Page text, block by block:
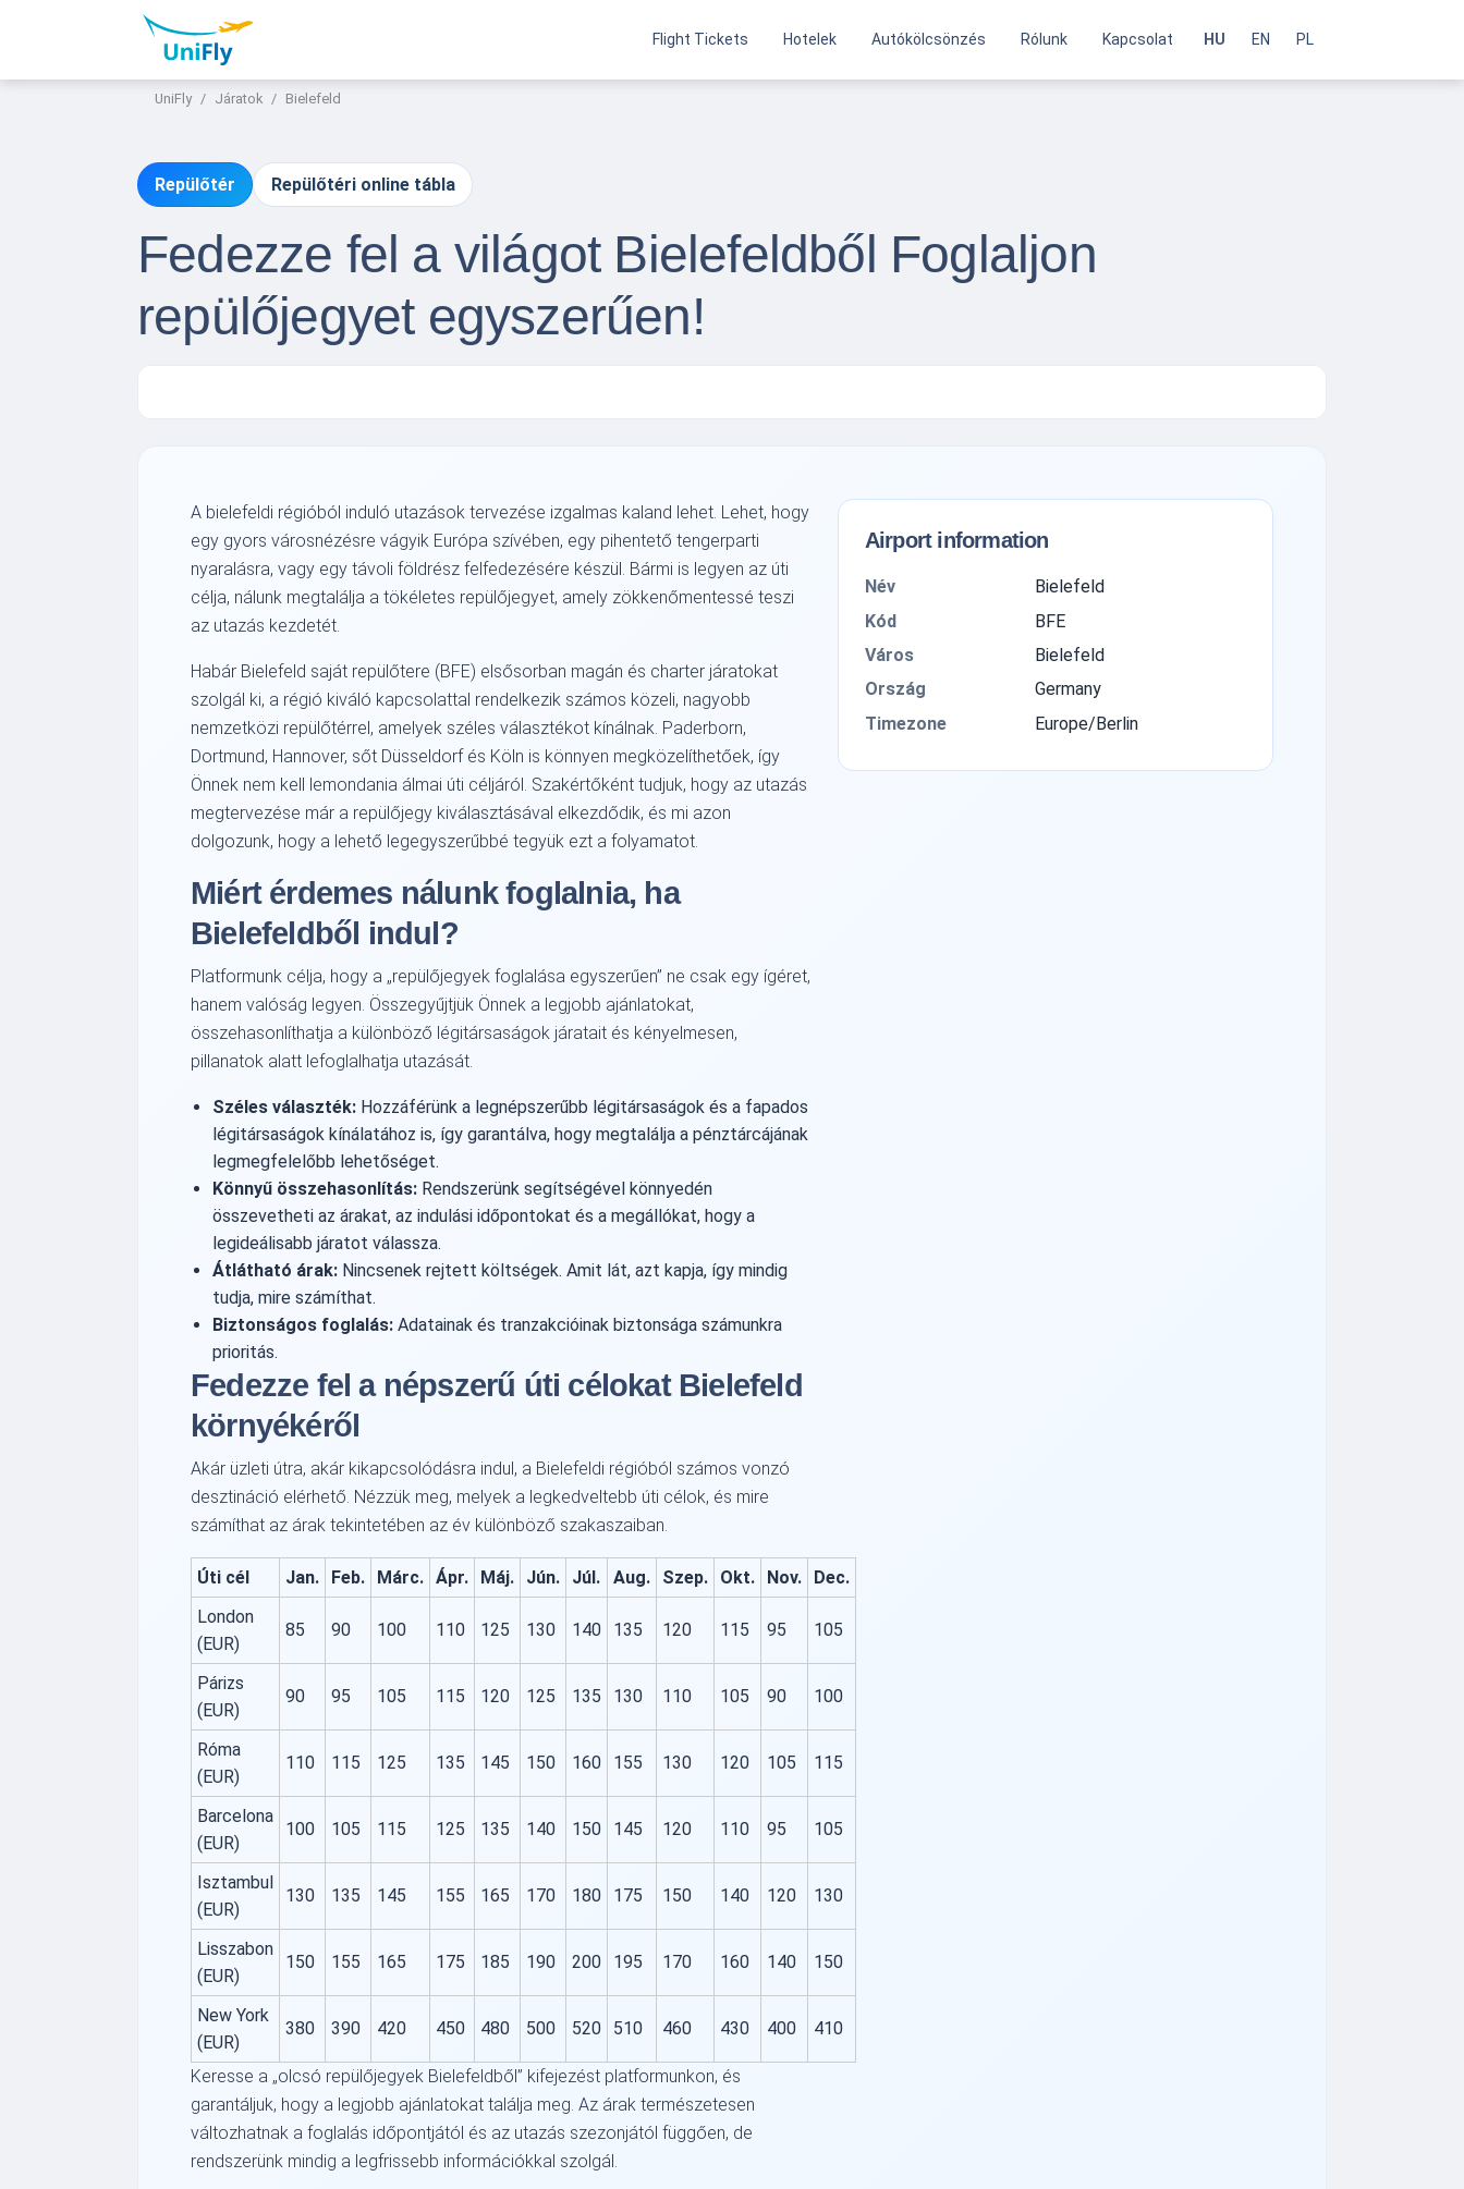
Flight Tickets Hotelek Autókölcsönzés Rólunk Kapcsolat HU EN PL
UniFly Járatok Bielefeld
Repülőtér Repülőtéri online tábla
Fedezze fel a világot Bielefeldből Foglaljon
repülőjegyet egyszerűen!
A bielefeldi régióból induló utazások tervezése izgalmas kaland lehet. Lehet, hogy
egy gyors városnézésre vágyik Európa szívében, egy pihentető tengerparti
nyaralásra, vagy egy távoli földrész felfedezésére készül. Bármi is legyen az úti
célja, nálunk megtalálja a tökéletes repülőjegyet, amely zökkenőmentessé teszi
az utazás kezdetét.
Habár Bielefeld saját repülőtere (BFE) elsősorban magán és charter járatokat
szolgál ki, a régió kiváló kapcsolattal rendelkezik számos közeli, nagyobb
nemzetközi repülőtérrel, amelyek széles választékot kínálnak. Paderborn,
Dortmund, Hannover, sőt Düsseldorf és Köln is könnyen megközelíthetőek, így
Önnek nem kell lemondania álmai úti céljáról. Szakértőként tudjuk, hogy az utazás
megtervezése már a repülőjegy kiválasztásával elkezdődik, és mi azon
dolgozunk, hogy a lehető legegyszerűbbé tegyük ezt a folyamatot.
Miért érdemes nálunk foglalnia, ha
Bielefeldből indul?
Platformunk célja, hogy a repülőjegyek foglalása egyszerűen ne csak egy ígéret,
hanem valóság legyen. Összegyűjtjük Önnek a legjobb ajánlatokat,
összehasonlíthatja a különböző légitársaságok járatait és kényelmesen,
pillanatok alatt lefoglalhatja utazását.
Széles választék: Hozzáférünk a legnépszerűbb légitársaságok és a fapados
légitársaságok kínálatához is, így garantálva, hogy megtalálja a pénztárcájának
legmegfelelőbb lehetőséget.
Könnyű összehasonlítás: Rendszerünk segítségével könnyedén
összevetheti az árakat, az indulási időpontokat és a megállókat, hogy a
legideálisabb járatot válassza.
Átlátható árak: Nincsenek rejtett költségek. Amit lát, azt kapja, így mindig
tudja, mire számíthat.
Biztonságos foglalás: Adatainak és tranzakcióinak biztonsága számunkra
prioritás.
Fedezze fel a népszerű úti célokat Bielefeld
környékéről
Akár üzleti útra, akár kikapcsolódásra indul, a Bielefeldi régióból számos vonzó
desztináció elérhető. Nézzük meg, melyek a legkedveltebb úti célok, és mire
számíthat az árak tekintetében az év különböző szakaszaiban.
Úti cél Jan. Feb. Márc. Ápr. Máj. Jún. Júl. Aug. Szep. Okt. Nov.
Dec.
London
(EUR)
85 90 100 110 125 130 140 135 120 115 95 105
Párizs
(EUR)
90 95 105 115 120 125 135 130 110 105 90 100
Róma
(EUR)
110 115 125 135 145 150 160 155 130 120 105 115
Barcelona
(EUR)
100 105 115 125 135 140 150 145 120 110 95 105
Isztambul
(EUR)
130 135 145 155 165 170 180 175 150 140 120 130
Lisszabon
(EUR)
150 155 165 175 185 190 200 195 170 160 140 150
New York
(EUR)
380 390 420 450 480 500 520 510 460 430 400 410
Keresse a olcsó repülőjegyek Bielefeldből
kifejezést platformunkon, és
garantáljuk, hogy a legjobb ajánlatokat találja meg. Az árak természetesen
változhatnak a foglalás időpontjától és az utazás szezonjától függően, de
rendszerünk mindig a legfrissebb információkkal szolgál.
Airport information
Név
Bielefeld
Kód
BFE
Város
Bielefeld
Ország
Germany
Timezone
Europe/Berlin